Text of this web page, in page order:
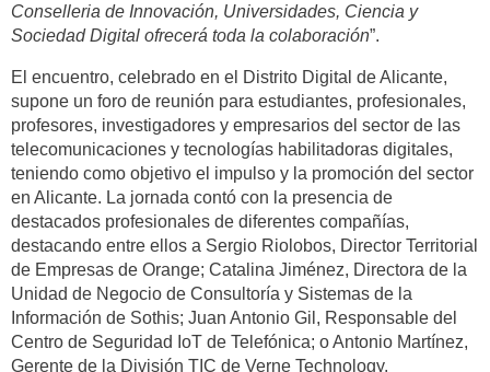
Conselleria de Innovación, Universidades, Ciencia y
Sociedad Digital ofrecerá toda la colaboración”.
El encuentro, celebrado en el Distrito Digital de Alicante,
supone un foro de reunión para estudiantes, profesionales,
profesores, investigadores y empresarios del sector de las
telecomunicaciones y tecnologías habilitadoras digitales,
teniendo como objetivo el impulso y la promoción del sector
en Alicante. La jornada contó con la presencia de
destacados profesionales de diferentes compañías,
destacando entre ellos a Sergio Riolobos, Director Territorial
de Empresas de Orange; Catalina Jiménez, Directora de la
Unidad de Negocio de Consultoría y Sistemas de la
Información de Sothis; Juan Antonio Gil, Responsable del
Centro de Seguridad IoT de Telefónica; o Antonio Martínez,
Gerente de la División TIC de Verne Technology.